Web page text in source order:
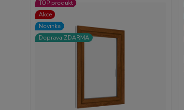
TOP produkt
Akce
Novinka
Doprava ZDARMA